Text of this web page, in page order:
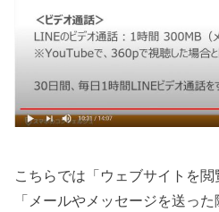
こちらでは「ウェブサイトを
「メールやメッセージを送っ